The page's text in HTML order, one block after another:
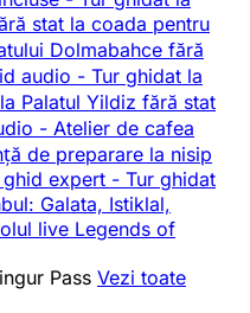
stat la coada pentru
Dolmabahce fără
audio - Tur ghidat la
Palatul Yildiz fără stat
- Atelier de cafea
de preparare la nisip
ghid expert - Tur ghidat
Galata, Istiklal,
live Legends of
Pass Vezi toate